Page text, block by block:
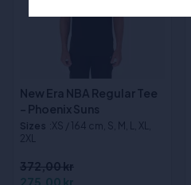
New Era NBA Regular Tee
- Phoenix Suns
Sizes :XS / 164 cm, S, M, L, XL,
2XL
372,00 kr
275,00 kr